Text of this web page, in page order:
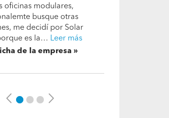
de paneles fue de mi
conformidad , se
muy bien los plazos ,
respuestas…Leer más
de la empresa
Previous Next